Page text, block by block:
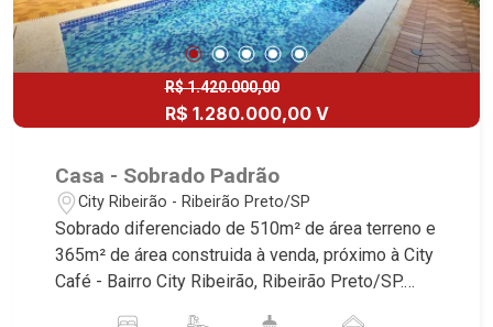
R$ 1.420.000,00
R$ 1.280.000,00 V
Casa - Sobrado Padrão
City Ribeirão - Ribeirão Preto/SP
Sobrado diferenciado de 510m² de área terreno e
365m² de área construida à venda, próximo à City
Café - Bairro City Ribeirão, Ribeirão Preto/SP.